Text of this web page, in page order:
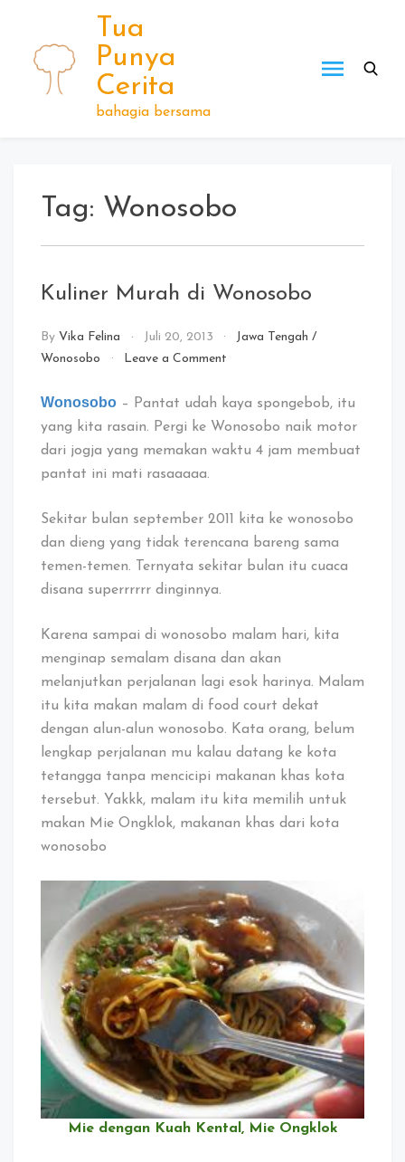
content
Tua
Punya
Cerita
bahagia bersama
Tag: Wonosobo
Kuliner Murah di Wonosobo
By Vika Felina Juli 20, 2013 Jawa Tengah /
Wonosobo
Leave a Commenton
Wonosobo
Wonosobo – Pantat udah kaya spongebob, itu
yang kita rasain. Pergi ke Wonosobo naik motor
dari jogja yang memakan waktu 4 jam membuat
pantat ini mati rasaaaaa.
Sekitar bulan september 2011 kita ke wonosobo
dan dieng yang tidak terencana bareng sama
temen-temen. Ternyata sekitar bulan itu cuaca
disana superrrrrr dinginnya.
Karena sampai di wonosobo malam hari, kita
menginap semalam disana dan akan
melanjutkan perjalanan lagi esok harinya. Malam
itu kita makan malam di food court dekat
dengan alun-alun wonosobo. Kata orang, belum
lengkap perjalanan mu kalau datang ke kota
tetangga tanpa mencicipi makanan khas kota
tersebut. Yakkk, malam itu kita memilih untuk
makan Mie Ongklok, makanan khas dari kota
wonosobo
Mie dengan Kuah Kental, Mie Ongklok